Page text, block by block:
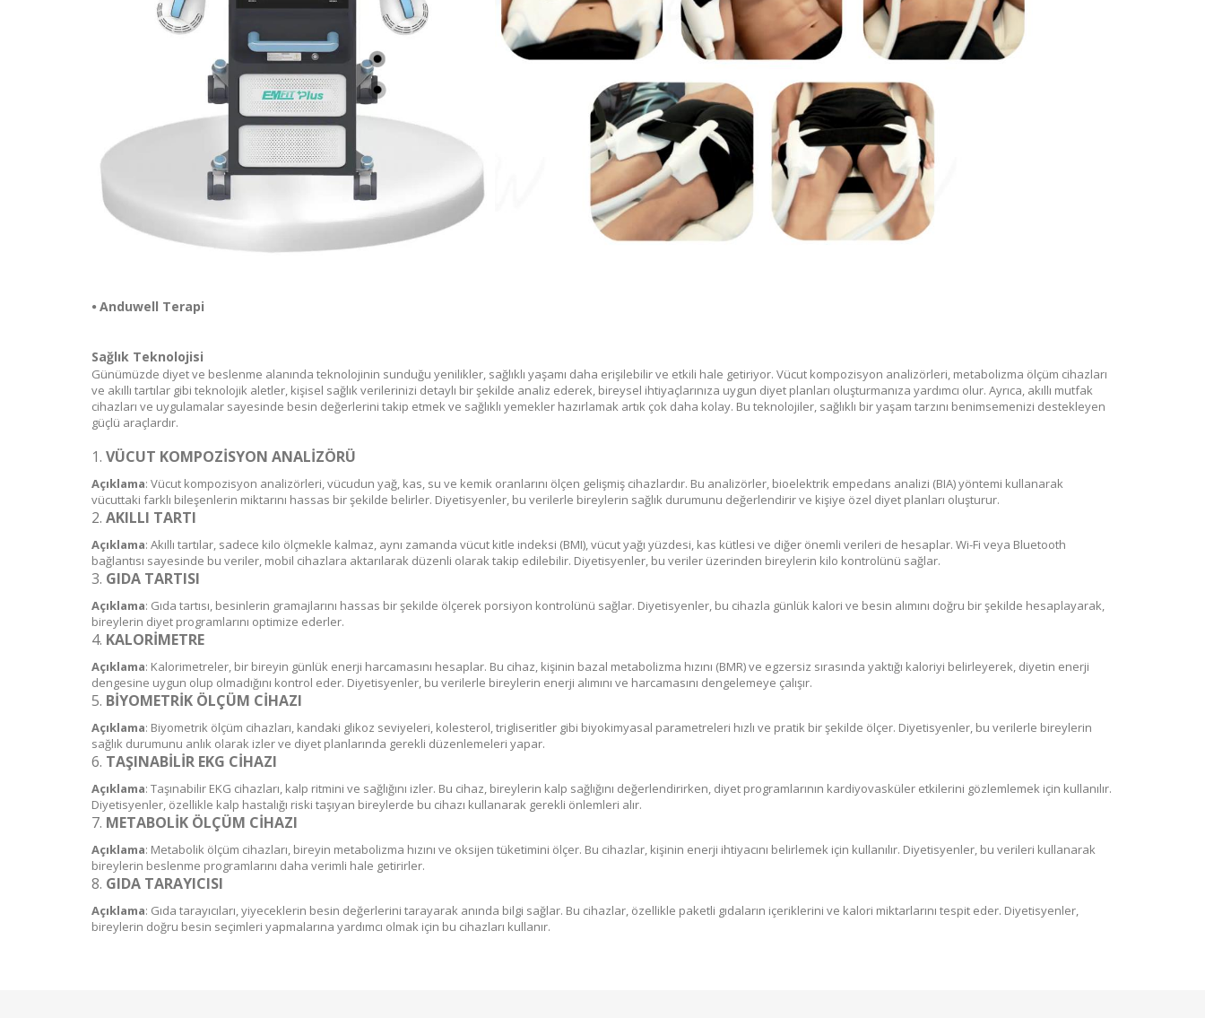
⦁ Anduwell Terapi
Sağlık Teknolojisi
Günümüzde diyet ve beslenme alanında teknolojinin sunduğu yenilikler, sağlıklı yaşamı daha erişilebilir ve etkili hale getiriyor. Vücut kompozisyon analizörleri, metabolizma ölçüm cihazları
ve akıllı tartılar gibi teknolojik aletler, kişisel sağlık verilerinizi detaylı bir şekilde analiz ederek, bireysel ihtiyaçlarınıza uygun diyet planları oluşturmanıza yardımcı olur. Ayrıca, akıllı mutfak
cihazları ve uygulamalar sayesinde besin değerlerini takip etmek ve sağlıklı yemekler hazırlamak artık çok daha kolay. Bu teknolojiler, sağlıklı bir yaşam tarzını benimsemenizi destekleyen
güçlü araçlardır.
1. VÜCUT KOMPOZISYON ANALIZÖRÜ
Açıklama: Vücut kompozisyon analizörleri, vücudun yağ, kas, su ve kemik oranlarını ölçen gelişmiş cihazlardır. Bu analizörler, bioelektrik empedans analizi (BIA) yöntemi kullanarak
vücuttaki farklı bileşenlerin miktarını hassas bir şekilde belirler. Diyetisyenler, bu verilerle bireylerin sağlık durumunu değerlendirir ve kişiye özel diyet planları oluşturur.
2. AKILLI TARTI
Açıklama: Akıllı tartılar, sadece kilo ölçmekle kalmaz, aynı zamanda vücut kitle indeksi (BMI), vücut yağı yüzdesi, kas kütlesi ve diğer önemli verileri de hesaplar. Wi-Fi veya Bluetooth
bağlantısı sayesinde bu veriler, mobil cihazlara aktarılarak düzenli olarak takip edilebilir. Diyetisyenler, bu veriler üzerinden bireylerin kilo kontrolünü sağlar.
3. GIDA TARTISI
Açıklama: Gıda tartısı, besinlerin gramajlarını hassas bir şekilde ölçerek porsiyon kontrolünü sağlar. Diyetisyenler, bu cihazla günlük kalori ve besin alımını doğru bir şekilde hesaplayarak,
bireylerin diyet programlarını optimize ederler.
4. KALORIMETRE
Açıklama: Kalorimetreler, bir bireyin günlük enerji harcamasını hesaplar. Bu cihaz, kişinin bazal metabolizma hızını (BMR) ve egzersiz sırasında yaktığı kaloriyi belirleyerek, diyetin enerji
dengesine uygun olup olmadığını kontrol eder. Diyetisyenler, bu verilerle bireylerin enerji alımını ve harcamasını dengelemeye çalışır.
5. BIYOMETRIK ÖLÇÜM CIHAZI
Açıklama: Biyometrik ölçüm cihazları, kandaki glikoz seviyeleri, kolesterol, trigliseritler gibi biyokimyasal parametreleri hızlı ve pratik bir şekilde ölçer. Diyetisyenler, bu verilerle bireylerin
sağlık durumunu anlık olarak izler ve diyet planlarında gerekli düzenlemeleri yapar.
6. TAŞINABILIR EKG CIHAZI
Açıklama: Taşınabilir EKG cihazları, kalp ritmini ve sağlığını izler. Bu cihaz, bireylerin kalp sağlığını değerlendirirken, diyet programlarının kardiyovasküler etkilerini gözlemlemek için kullanılır.
Diyetisyenler, özellikle kalp hastalığı riski taşıyan bireylerde bu cihazı kullanarak gerekli önlemleri alır.
7. METABOLIK ÖLÇÜM CIHAZI
Açıklama: Metabolik ölçüm cihazları, bireyin metabolizma hızını ve oksijen tüketimini ölçer. Bu cihazlar, kişinin enerji ihtiyacını belirlemek için kullanılır. Diyetisyenler, bu verileri kullanarak
bireylerin beslenme programlarını daha verimli hale getirirler.
8. GIDA TARAYICISI
Açıklama: Gıda tarayıcıları, yiyeceklerin besin değerlerini tarayarak anında bilgi sağlar. Bu cihazlar, özellikle paketli gıdaların içeriklerini ve kalori miktarlarını tespit eder. Diyetisyenler,
bireylerin doğru besin seçimleri yapmalarına yardımcı olmak için bu cihazları kullanır.